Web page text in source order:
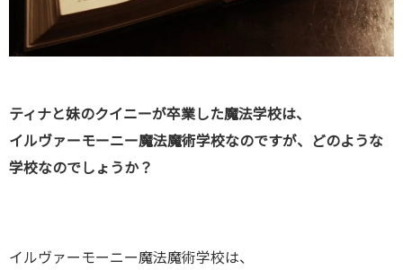
ティナと妹のクイニーが卒業した魔法学校は、
イルヴァーモーニー魔法魔術学校なのですが、どのような
学校なのでしょうか？
イルヴァーモーニー魔法魔術学校は、